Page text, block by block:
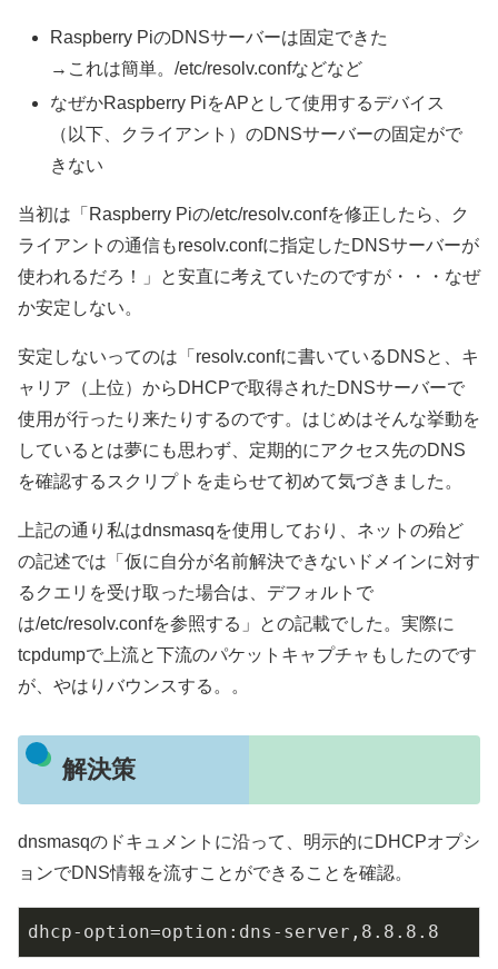
Raspberry PiのDNSサーバーは固定できた
→これは簡単。/etc/resolv.confなどなど
なぜかRaspberry PiをAPとして使用するデバイス
（以下、クライアント）のDNSサーバーの固定がで
きない
当初は「Raspberry Piの/etc/resolv.confを修正したら、ク
ライアントの通信もresolv.confに指定したDNSサーバーが
使われるだろ！」と安直に考えていたのですが・・・なぜ
か安定しない。
安定しないってのは「resolv.confに書いているDNSと、キ
ャリア（上位）からDHCPで取得されたDNSサーバーで
使用が行ったり来たりするのです。はじめはそんな挙動を
しているとは夢にも思わず、定期的にアクセス先のDNS
を確認するスクリプトを走らせて初めて気づきました。
上記の通り私はdnsmasqを使用しており、ネットの殆ど
の記述では「仮に自分が名前解決できないドメインに対す
るクエリを受け取った場合は、デフォルトで
は/etc/resolv.confを参照する」との記載でした。実際に
tcpdumpで上流と下流のパケットキャプチャもしたのです
が、やはりバウンスする。。
解決策
dnsmasqのドキュメントに沿って、明示的にDHCPオプシ
ョンでDNS情報を流すことができることを確認。
dhcp-option=option:dns-server, 8.8 . 8.8